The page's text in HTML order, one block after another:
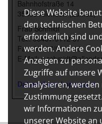
Diese Website
den technischen
erforderlich sind
werden. Andere
Anzeigen zu
Zugriffe auf unsere
analysieren,
Zustimmung
wir Informationen
unserer Website an